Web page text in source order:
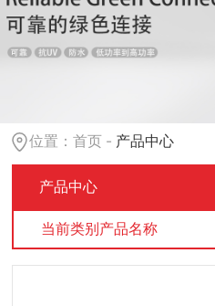
位置：首页 - 产品中心
产品中心
当前类别产品名称